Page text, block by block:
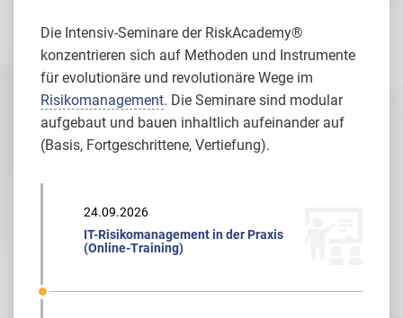
Die Intensiv-Seminare der RiskAcademy®
konzentrieren sich auf Methoden und Instrumente
für evolutionäre und revolutionäre Wege im
Risikomanagement. Die Seminare sind modular
aufgebaut und bauen inhaltlich aufeinander auf
(Basis, Fortgeschrittene, Vertiefung).
24.09.2026
IT-Risikomanagement in der Praxis
(Online-Training)